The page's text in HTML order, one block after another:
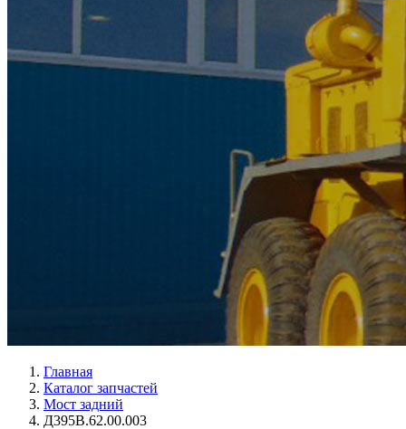
Главная
Каталог запчастей
Мост задний
Д395В.62.00.003